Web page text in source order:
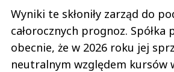
Wyniki te skłoniły zarząd do
całorocznych prognoz. Spółka
obecnie, że w 2026 roku jej
neutralnym względem kursów